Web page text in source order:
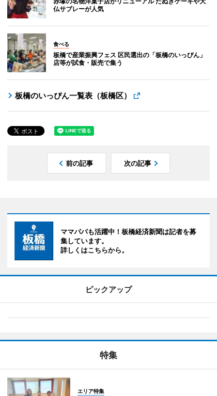
仏サブレーが人気
食べる
板橋で産業振興フェス 区民選出の「板橋のいっぴん」
店等が試食・販売で集う
板橋のいっぴん一覧表（板橋区）
前の記事 次の記事
ママパパも活躍中！板橋経済新聞は記者を募
集しています。
詳しくはこちらから。
ピックアップ
特集
エリア特集